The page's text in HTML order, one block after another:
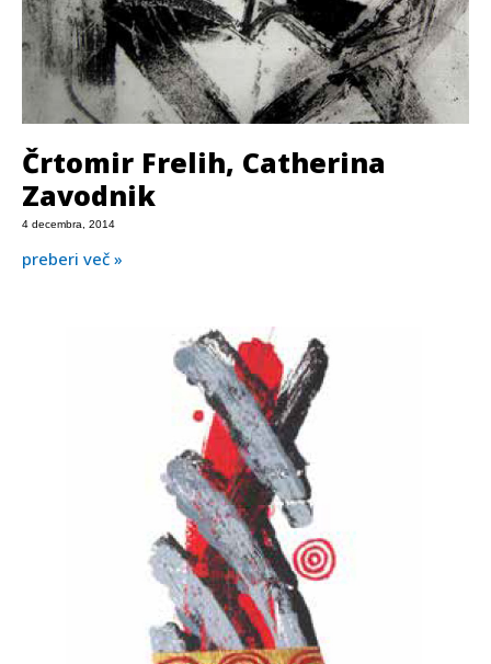
Črtomir Frelih, Catherina
Zavodnik
4 decembra, 2014
preberi več »